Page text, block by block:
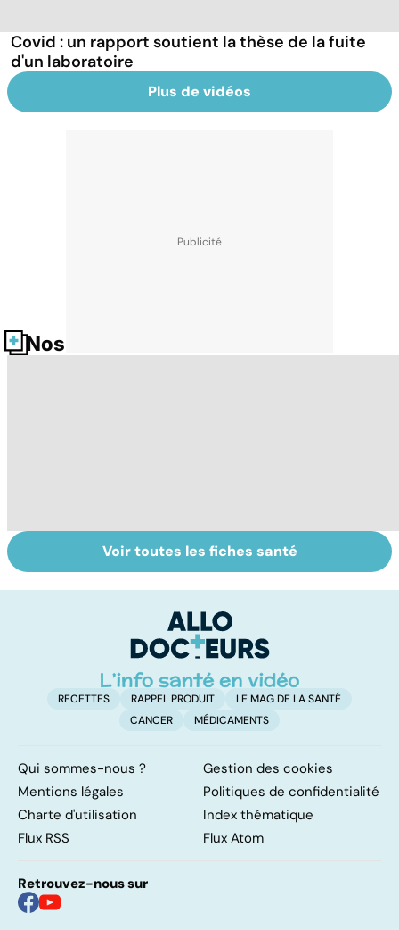
Covid : un rapport soutient la thèse de la fuite
d'un laboratoire
Plus de vidéos
Nos fiches santé
Tout savoir sur
les virus
Votre santé en
vacances
Voir toutes les fiches santé
RECETTES RAPPEL PRODUIT
LE MAG DE LA SANTÉ
CANCER
MÉDICAMENTS
Qui sommes-nous ?
Gestion des cookies
Mentions légales
Politiques de confidentialité
Charte d'utilisation
Index thématique
Flux RSS
Flux Atom
Retrouvez-nous sur